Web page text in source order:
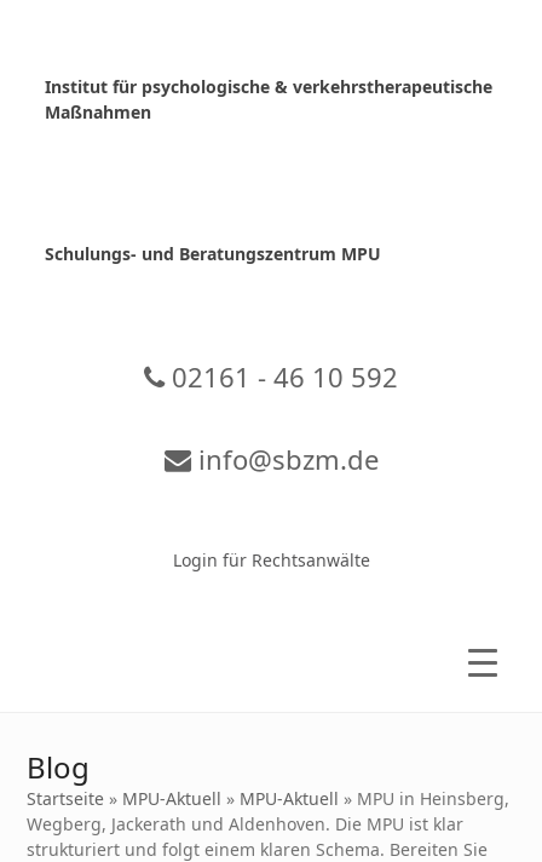
Institut für psychologische & verkehrstherapeutische
Maßnahmen
Schulungs- und Beratungszentrum MPU
02161 - 46 10 592
info@sbzm.de
Login für Rechtsanwälte
Blog
Startseite » MPU-Aktuell » MPU-Aktuell » MPU in Heinsberg,
Wegberg, Jackerath und Aldenhoven. Die MPU ist klar
strukturiert und folgt einem klaren Schema. Bereiten Sie